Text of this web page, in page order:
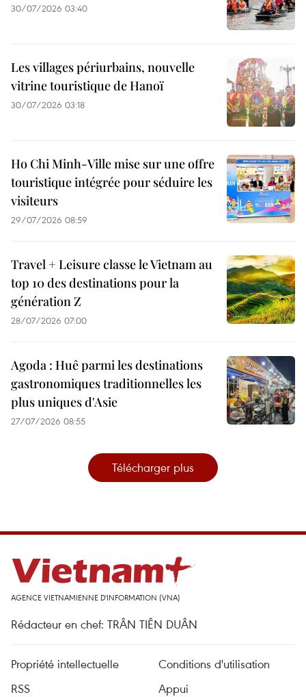
30/07/2026 03:40
Les villages périurbains, nouvelle
vitrine touristique de Hanoï
30/07/2026 03:18
Ho Chi Minh-Ville mise sur une offre
touristique intégrée pour séduire les
visiteurs
29/07/2026 08:59
Travel + Leisure classe le Vietnam au
top 10 des destinations pour la
génération Z
28/07/2026 07:00
Agoda : Huê parmi les destinations
gastronomiques traditionnelles les
plus uniques d'Asie
27/07/2026 08:55
Télécharger plus
AGENCE VIETNAMIENNE D'INFORMATION (VNA)
Rédacteur en chef: TRÂN TIÊN DUÂN
Propriété intellectuelle
Conditions d'utilisation
RSS
Appui